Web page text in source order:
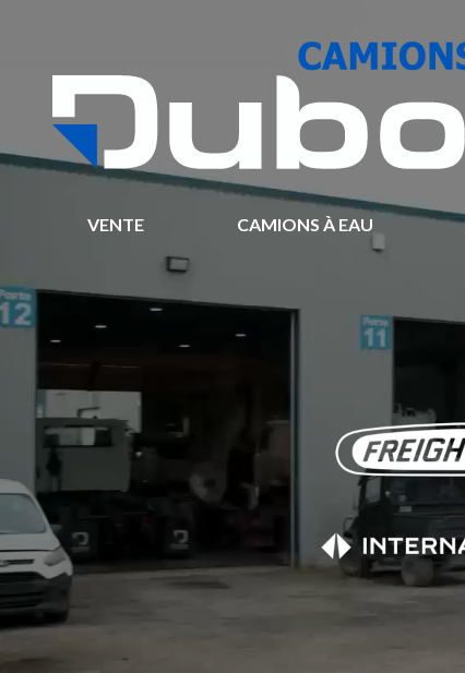
VENTE CAMIONS À EAU